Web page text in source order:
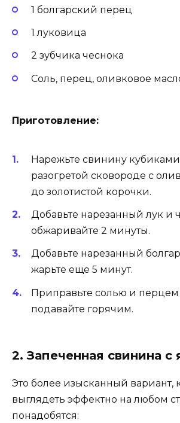
1 болгарский перец
1 луковица
2 зубчика чеснока
Соль, перец, оливковое
Приготовление:
Нарежьте свинину
разогретой сковороде с
до золотистой корочки.
Добавьте нарезанный лук и
обжаривайте 2 минуты.
Добавьте нарезанный
жарьте еще 5 минут.
Приправьте солью и перцем
подавайте горячим.
2. Запеченная свинина с
Это более изысканный вариант,
выглядеть эффектно на любом
понадобятся: